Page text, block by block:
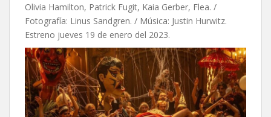
Olivia Hamilton, Patrick Fugit, Kaia Gerber, Flea. /
Fotografía: Linus Sandgren. / Música: Justin Hurwitz.
Estreno jueves 19 de enero del 2023.